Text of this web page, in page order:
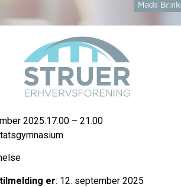
2025.17.00 – 21.00
er: 12. september 2025